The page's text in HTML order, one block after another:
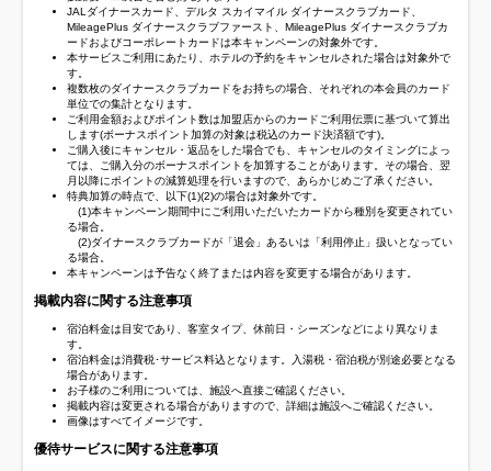
JALダイナースカード、デルタ スカイマイル ダイナースクラブカード、
MileagePlus ダイナースクラブファースト、MileagePlus ダイナースクラブカ
ードおよびコーポレートカードは本キャンペーンの対象外です。
本サービスご利用にあたり、ホテルの予約をキャンセルされた場合は対象外で
す。
複数枚のダイナースクラブカードをお持ちの場合、それぞれの本会員のカード
単位での集計となります。
ご利用金額およびポイント数は加盟店からのカードご利用伝票に基づいて算出
します(ボーナスポイント加算の対象は税込のカード決済額です)。
ご購入後にキャンセル・返品をした場合でも、キャンセルのタイミングによっ
ては、ご購入分のボーナスポイントを加算することがあります。その場合、翌
月以降にポイントの減算処理を行いますので、あらかじめご了承ください。
特典加算の時点で、以下(1)(2)の場合は対象外です。
(1)本キャンペーン期間中にご利用いただいたカードから種別を変更されてい
る場合。
(2)ダイナースクラブカードが「退会」あるいは「利用停止」扱いとなってい
る場合。
本キャンペーンは予告なく終了または内容を変更する場合があります。
掲載内容に関する注意事項
宿泊料金は目安であり、客室タイプ、休前日・シーズンなどにより異なりま
す。
宿泊料金は消費税･サービス料込となります。入湯税・宿泊税が別途必要となる
場合があります。
お子様のご利用については、施設へ直接ご確認ください。
掲載内容は変更される場合がありますので、詳細は施設へご確認ください。
画像はすべてイメージです。
優待サービスに関する注意事項